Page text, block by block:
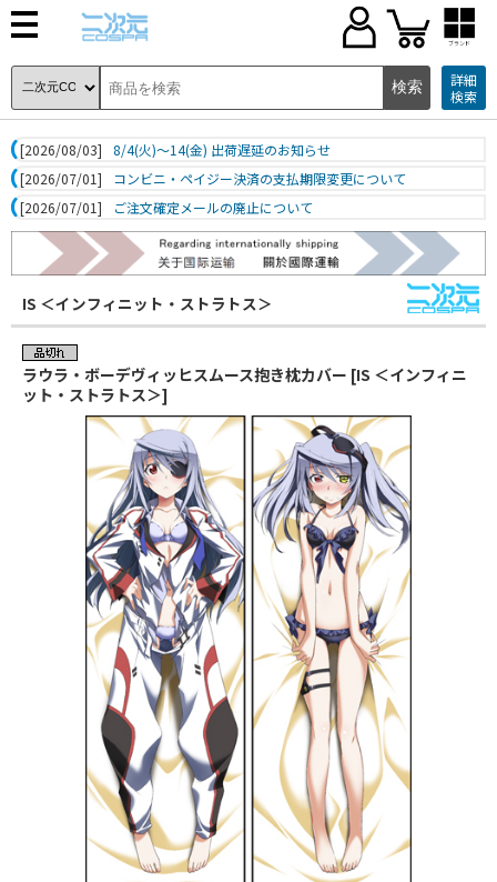
ブランド
詳細
検索
[2026/08/03]
8/4(火)～14(金) 出荷遅延のお知らせ
[2026/07/01]
コンビニ・ペイジー決済の支払期限変更について
[2026/07/01]
ご注文確定メールの廃止について
IS ＜インフィニット・ストラトス＞
ラウラ・ボーデヴィッヒスムース抱き枕カバー [IS ＜インフィニ
ット・ストラトス＞]